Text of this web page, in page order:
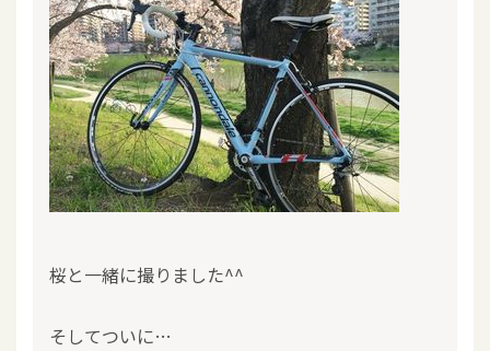
桜と一緒に撮りました^^
そしてついに…